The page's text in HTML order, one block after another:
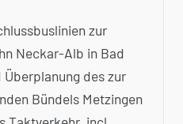
zur
Neckar-Alb in Bad
Überplanung des zur
Bündels Metzingen